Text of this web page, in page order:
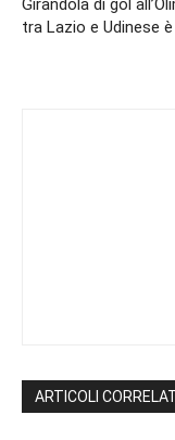
Girandola di gol
tra Lazio e Udinese
ARTICOLI